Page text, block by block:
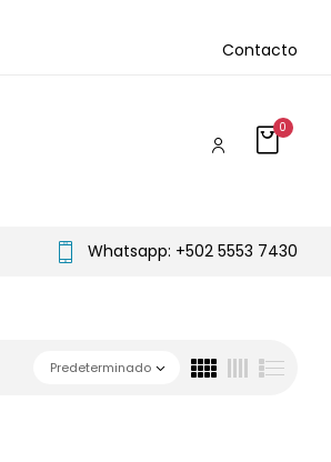
Contacto
0
Whatsapp: +502 5553 7430
Predeterminado